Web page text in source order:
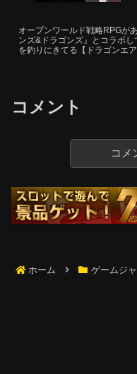
オープンワールド戦略RPGが
ンズ&ドラゴンズ』とコラボし
を釣りにきてる【ドラゴンエ
コメント
コメ
ホーム ゲームジ